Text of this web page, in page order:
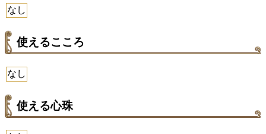
なし
使えるこころ
なし
使える心珠